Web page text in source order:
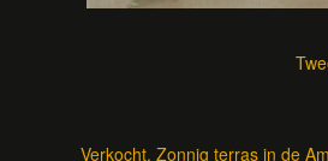
Verkocht. Zonnig terras in de